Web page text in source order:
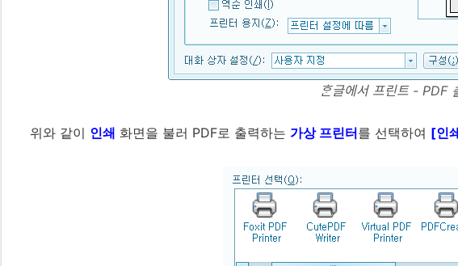
ᄒᆞᆫ글에서 프린트 - PDF
위와 같이 인쇄 화면을 불러 PDF로 출력하는 가상 프린터를 선택하여 [인